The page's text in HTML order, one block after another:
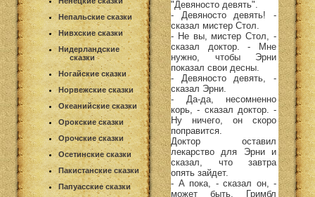
Непальские сказки
Нивхские сказки
Нидерландские
сказки
Ногайские сказки
Норвежские сказки
Океанийские сказки
Орокские сказки
Орочские сказки
Осетинские сказки
Пакистанские сказки
Папуасские сказки
"Девяносто девять".
- Девяносто девять! -
сказал мистер Стол.
- Не вы, мистер Стол, -
сказал доктор. - Мне
нужно, чтобы Эрни
показал свои десны.
- Девяносто девять, -
сказал Эрни.
- Да-да, несомненно
корь, - сказал доктор. -
Ну ничего, он скоро
поправится.
Доктор оставил
лекарство для Эрни и
сказал, что завтра
опять зайдет.
- А пока, - сказал он, -
может быть, Гримбл